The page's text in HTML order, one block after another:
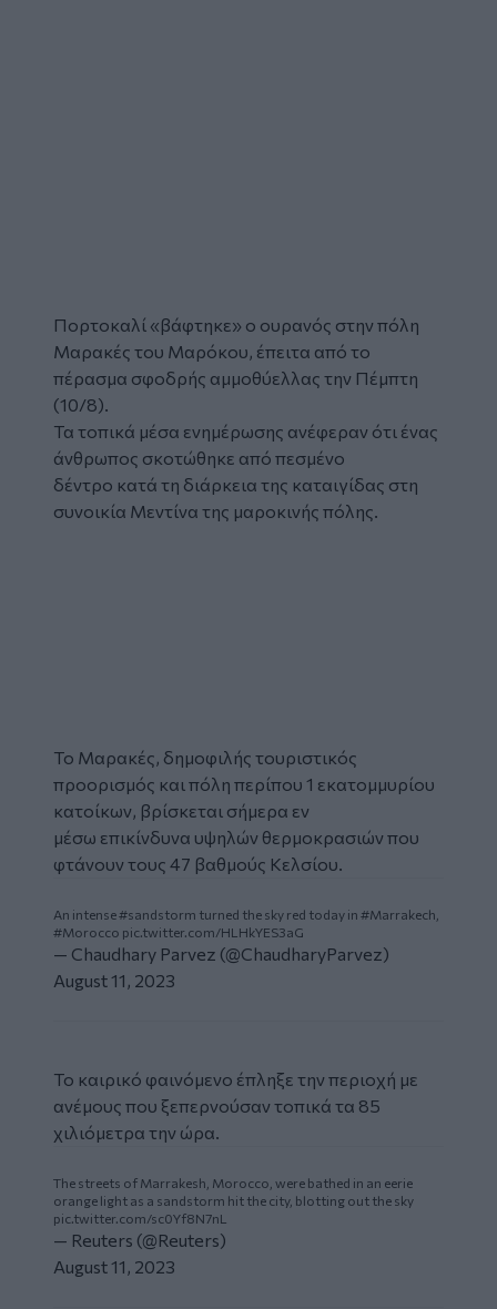
Πορτοκαλί «βάφτηκε» ο ουρανός στην πόλη
Μαρακές του Μαρόκου, έπειτα από το
πέρασμα σφοδρής αμμοθύελλας την Πέμπτη
(10/8).
Τα τοπικά μέσα ενημέρωσης ανέφεραν ότι ένας
άνθρωπος σκοτώθηκε από πεσμένο
δέντρο κατά τη διάρκεια της καταιγίδας στη
συνοικία Μεντίνα της μαροκινής πόλης.
Το Μαρακές, δημοφιλής τουριστικός
προορισμός και πόλη περίπου 1 εκατομμυρίου
κατοίκων, βρίσκεται σήμερα εν
μέσω επικίνδυνα υψηλών θερμοκρασιών που
φτάνουν τους 47 βαθμούς Κελσίου.
An intense#sandstorm turned the sky red today in #Marrakech
#Morocco pic.twitter.com/HLHkYES3aG
— Chaudhary Parvez (@ChaudharyParvez)
August 11, 2023
Το καιρικό φαινόμενο έπληξε την περιοχή με
ανέμους που ξεπερνούσαν τοπικά τα 85
χιλιόμετρα την ώρα.
The streets of Marrakesh, Morocco, were bathed in an eerie
orange light as a sandstorm hit the city, blotting out the sky
pic.twitter.com/sc0Yf8N7nL
— Reuters (@Reuters)
August 11, 2023